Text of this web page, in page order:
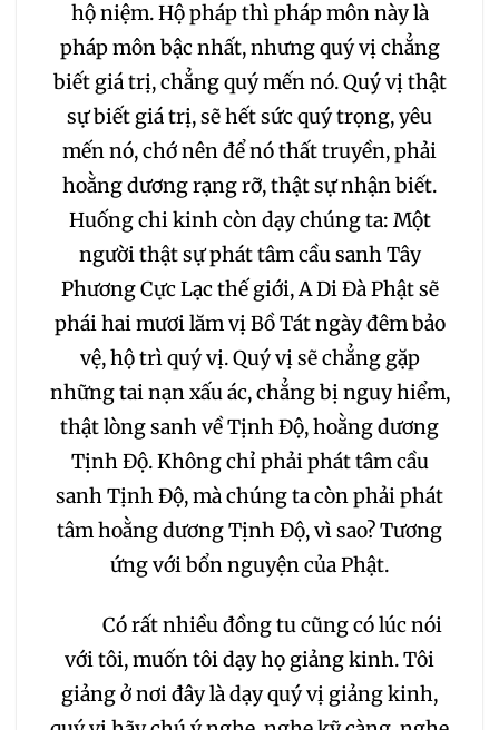
hộ niệm. Hộ pháp thì pháp môn này là
pháp môn bậc nhất, nhưng quý vị chẳng
biết giá trị, chẳng quý mến nó. Quý vị thật
sự biết giá trị, sẽ hết sức quý trọng, yêu
mến nó, chớ nên để nó thất truyền, phải
hoằng dương rạng rỡ, thật sự nhận biết.
Huống chi kinh còn dạy chúng ta: Một
người thật sự phát tâm cầu sanh Tây
Phương Cực Lạc thế giới, A Di Đà Phật sẽ
phái hai mươi lăm vị Bồ Tát ngày đêm bảo
vệ, hộ trì quý vị. Quý vị sẽ chẳng gặp
những tai nạn xấu ác, chẳng bị nguy hiểm,
thật lòng sanh về Tịnh Độ, hoằng dương
Tịnh Độ. Không chỉ phải phát tâm cầu
sanh Tịnh Độ, mà chúng ta còn phải phát
tâm hoằng dương Tịnh Độ, vì sao? Tương
ứng với bổn nguyện của Phật.
Có rất nhiều đồng tu cũng có lúc nói
với tôi, muốn tôi dạy họ giảng kinh. Tôi
giảng ở nơi đây là dạy quý vị giảng kinh,